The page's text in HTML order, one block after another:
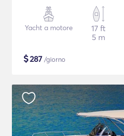
Yacht a motore
17 ft
5 m
$287 /giorno